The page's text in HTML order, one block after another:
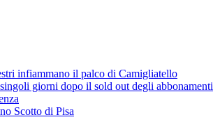
infiammano il palco di Camigliatello
giorni dopo il sold out degli abbonamenti
Scotto di Pisa